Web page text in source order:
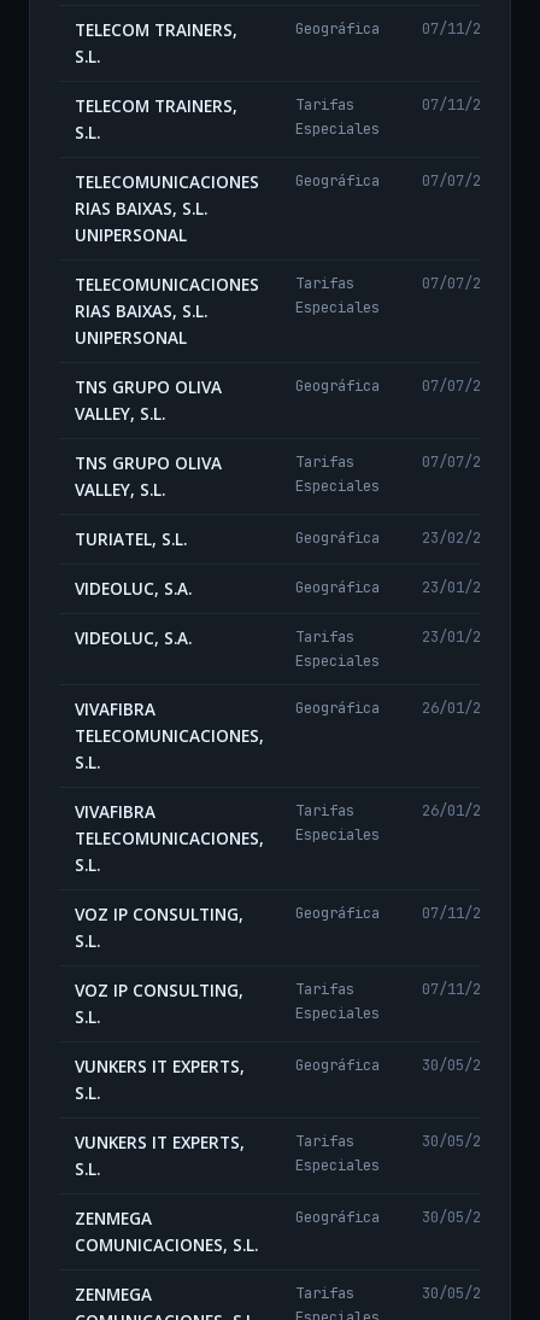
TELECOM TRAINERS,
S.L.
Geográfica 07/11/2024
TELECOM TRAINERS,
S.L.
Tarifas
Especiales
07/11/2024
TELECOMUNICACIONES
RIAS BAIXAS, S.L.
UNIPERSONAL
Geográfica 07/07/2026
TELECOMUNICACIONES
RIAS BAIXAS, S.L.
UNIPERSONAL
Tarifas
Especiales
07/07/2026
TNS GRUPO OLIVA
VALLEY, S.L.
Geográfica 07/07/2026
TNS GRUPO OLIVA
VALLEY, S.L.
Tarifas
Especiales
07/07/2026
TURIATEL, S.L. Geográfica 23/02/2024
VIDEOLUC, S.A. Geográfica 23/01/2025
VIDEOLUC, S.A.
Tarifas
Especiales
23/01/2025
VIVAFIBRA
TELECOMUNICACIONES,
S.L.
Geográfica 26/01/2026
VIVAFIBRA
TELECOMUNICACIONES,
S.L.
Tarifas
Especiales
26/01/2026
VOZ IP CONSULTING,
S.L.
Geográfica 07/11/2024
VOZ IP CONSULTING,
S.L.
Tarifas
Especiales
07/11/2024
VUNKERS IT EXPERTS,
S.L.
Geográfica 30/05/2024
VUNKERS IT EXPERTS,
S.L.
Tarifas
Especiales
30/05/2024
ZENMEGA
COMUNICACIONES, S.L.
Geográfica 30/05/2025
ZENMEGA
Tarifas
30/05/2025